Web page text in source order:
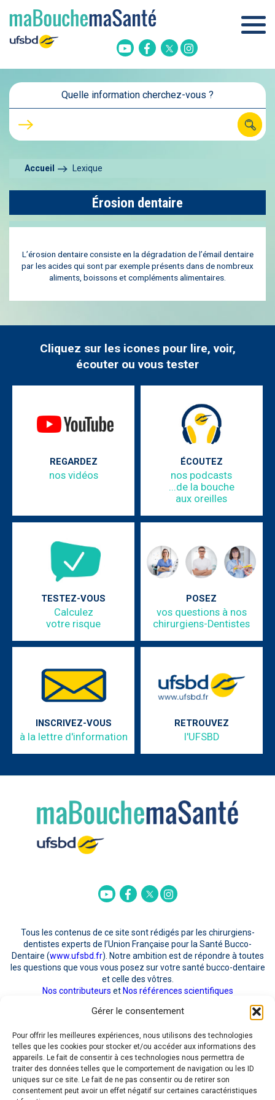
Gérer le consentement
Pour offrir les meilleures expériences, nous utilisons des technologies
telles que les cookies pour stocker et/ou accéder aux informations des
appareils. Le fait de consentir à ces technologies nous permettra de
traiter des données telles que le comportement de navigation ou les ID
uniques sur ce site. Le fait de ne pas consentir ou de retirer son
consentement peut avoir un effet négatif sur certaines caractéristiques
YoutubeFacebook
TwitterInstagram
Quelle information cherchez-vous ?
Accueil Lexique
Érosion dentaire
L’érosion dentaire consiste en la dégradation de l’émail dentaire
par les acides qui sont par exemple présents dans de nombreux
aliments, boissons et compléments alimentaires.
Cliquez sur les icones pour lire, voir,
écouter ou vous tester
REGARDEZ
nos vidéos
ÉCOUTEZ
nos podcasts
...de la bouche
aux oreilles
TESTEZ-VOUS
Calculez
votre risque
POSEZ
vos questions à nos
chirurgiens-Dentistes
INSCRIVEZ-VOUS
à la lettre d'information
RETROUVEZ
l'UFSBD
YoutubeFacebookTwitterInstagram
Tous les contenus de ce site sont rédigés par les chirurgiens-
dentistes experts de l’Union Française pour la Santé Bucco-
Dentaire (www.ufsbd.fr). Notre ambition est de répondre à toutes
les questions que vous vous posez sur votre santé bucco-dentaire
et celle des vôtres.
Nos contributeurs et Nos références scientifiques
POUR NOUS CONTACTER
J'ai pris connaissance de la Politique RGPDquant au recueil et au traitement de